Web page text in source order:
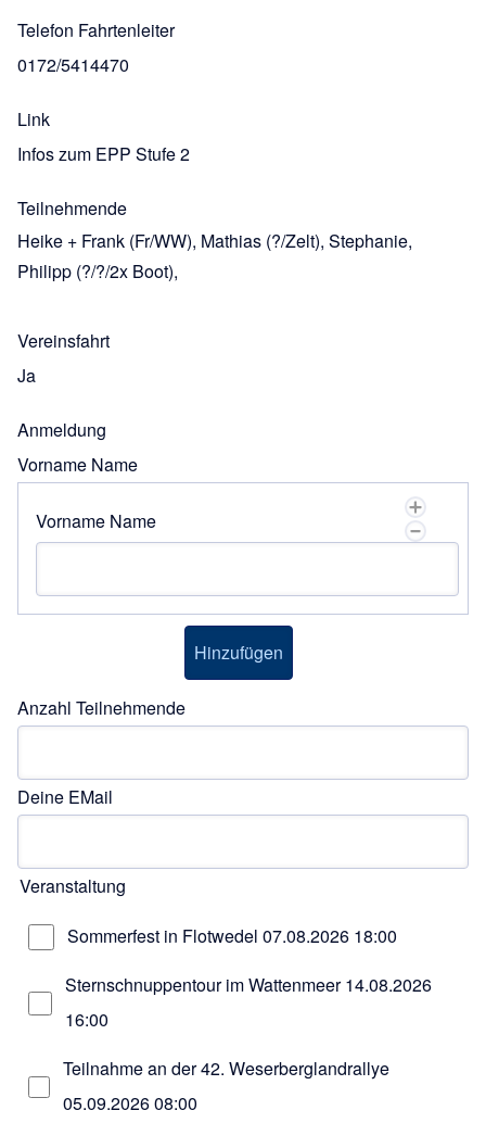
Telefon Fahrtenleiter
0172/5414470
Link
Infos zum EPP Stufe 2
Teilnehmende
Heike + Frank (Fr/WW), Mathias (?/Zelt), Stephanie,
Philipp (?/?/2x Boot),
Vereinsfahrt
Ja
Anmeldung
Vorname Name
Vorname Name
Anzahl Teilnehmende
Deine EMail
Veranstaltung
Sommerfest in Flotwedel 07.08.2026 18:00
Sternschnuppentour im Wattenmeer 14.08.2026
16:00
Teilnahme an der 42. Weserberglandrallye
05.09.2026 08:00